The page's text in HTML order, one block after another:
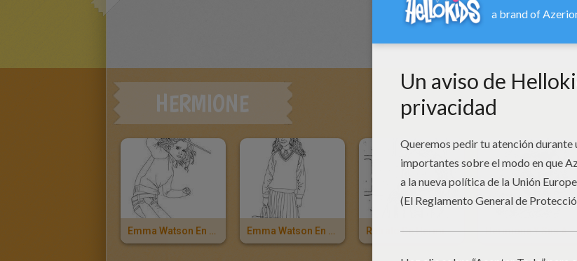
HERMIONE
Emma Watson En Hermione Granger Con Su Varita Mágica Emma Watson En Hermione Granger Retrato De Hermione Hermione Y Sus Amigos